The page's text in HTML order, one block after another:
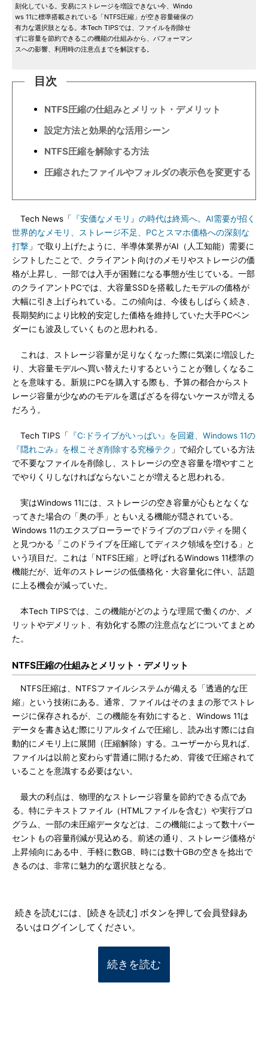
刻化している。安易にストレージを増設できない今、Windo
ws 11に標準搭載されている「NTFS圧縮」が空き容量確保の
有力な選択肢となる。本Tech TIPSでは、ファイルを削除せ
ずに容量を節約できるこの機能の仕組みから、パフォーマン
スへの影響、利用時の注意点までを解説する。
目次
NTFS圧縮の仕組みとメリット・デメリット
設定方法と効果的な活用シーン
NTFS圧縮を解除する方法
圧縮されたファイルやフォルダの表示色を変更する
Tech News「
『安価なメモリ』の時代は終焉へ。AI需要が招く
世界的なメモリ、ストレージ不足、PCとスマホ価格への深刻な
打撃 」で取り上げたように、半導体業界がAI（人工知能）需要に
シフトしたことで、クライアント向けのメモリやストレージの価
格が上昇し、一部では入手が困難になる事態が生じている。一部
のクライアントPCでは、大容量SSDを搭載したモデルの価格が
大幅に引き上げられている。この傾向は、今後もしばらく続き、
長期契約により比較的安定した価格を維持していた大手PCベン
ダーにも波及していくものと思われる。
これは、ストレージ容量が足りなくなった際に気楽に増設した
り、大容量モデルへ買い替えたりするということが難しくなるこ
とを意味する。新規にPCを購入する際も、予算の都合からスト
レージ容量が少なめのモデルを選ばざるを得ないケースが増える
だろう。
Tech TIPS「
『C:ドライブがいっぱい』を回避、Windows 11の
『隠れごみ』を根こそぎ削除する究極テク 」で紹介している方法
で不要なファイルを削除し、ストレージの空き容量を増やすこと
でやりくりしなければならないことが増えると思われる。
実はWindows 11には、ストレージの空き容量が心もとなくな
ってきた場合の「奥の手」ともいえる機能が隠されている。
Windows 11のエクスプローラーでドライブのプロパティを開く
と見つかる「このドライブを圧縮してディスク領域を空ける」と
いう項目だ。これは「NTFS圧縮」と呼ばれるWindows 11標準の
機能だが、近年のストレージの低価格化・大容量化に伴い、話題
に上る機会が減っていた。
本Tech TIPSでは、この機能がどのような理屈で働くのか、メ
リットやデメリット、有効化する際の注意点などについてまとめ
た。
NTFS圧縮の仕組みとメリット・デメリット
NTFS圧縮は、NTFSファイルシステムが備える「透過的な圧
縮」という技術にある。通常、ファイルはそのままの形でストレ
ージに保存されるが、この機能を有効にすると、Windows 11は
データを書き込む際にリアルタイムで圧縮し、読み出す際には自
動的にメモリ上に展開（圧縮解除）する。ユーザーから見れば、
ファイルは以前と変わらず普通に開けるため、背後で圧縮されて
いることを意識する必要はない。
最大の利点は、物理的なストレージ容量を節約できる点であ
る。特にテキストファイル（HTMLファイルを含む）や実行プロ
グラム、一部の未圧縮データなどは、この機能によって数十パー
セントもの容量削減が見込める。前述の通り、ストレージ価格が
上昇傾向にある中、手軽に数GB、時には数十GBの空きを捻出で
きるのは、非常に魅力的な選択肢となる。
続きを読むには、[続きを読む] ボタンを押して会員登録あ
るいはログインしてください。
続きを読む